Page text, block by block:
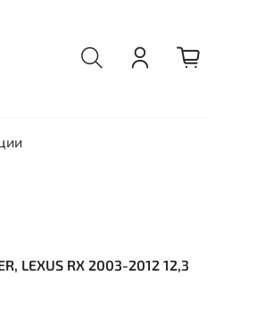
LEXUS RX 2003-2012 12,3